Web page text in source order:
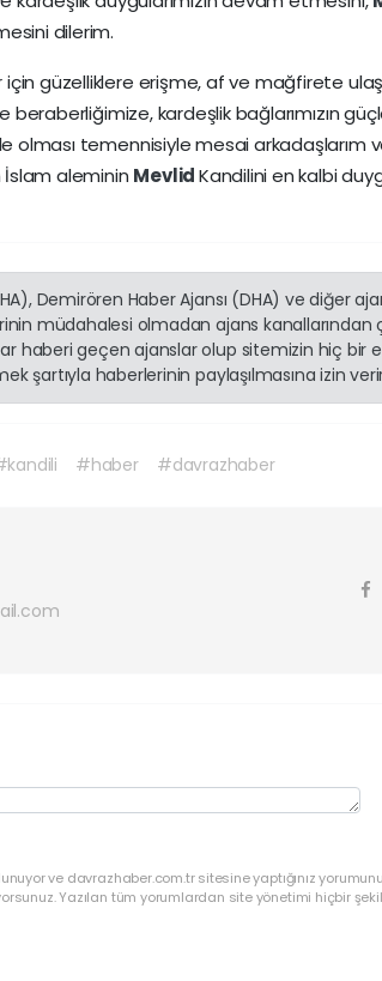
dilerim.
güzelliklere erişme, af ve mağfirete
kardeşlik bağlarımızın
olması temennisiyle mesai arkadaşlarım
aleminin MevlidKandilini en kalbi
Demirören Haber Ajansı (DHA) ve diğer
müdahalesi olmadan ajans kanallarından
haberi geçen ajanslar olup sitemizin hiç bir
şartıyla haberlerinin paylaşılmasına izin
#haber #davrazhaber
ve davrazhaber.com.tr sitesine yaptığınız
Yazılan tüm yorumlardan site yönetimi hiçbir